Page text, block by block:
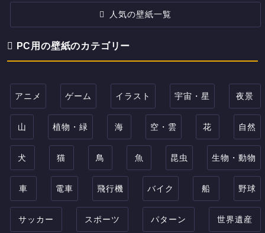
人気の壁紙一覧
PC用の壁紙のカテゴリー
アニメ ゲーム イラスト 宇宙・星 夜景
山 植物・緑 海 空・雲 花 自然
犬 猫 鳥 魚 昆虫 生物・動物
車 電車 飛行機 バイク 船 野球
サッカー スポーツ パターン 世界遺産